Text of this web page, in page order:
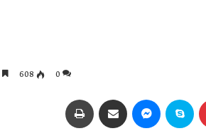
0
608
بينتيريست سكايب ماسنجر مشاركة عبر البريد